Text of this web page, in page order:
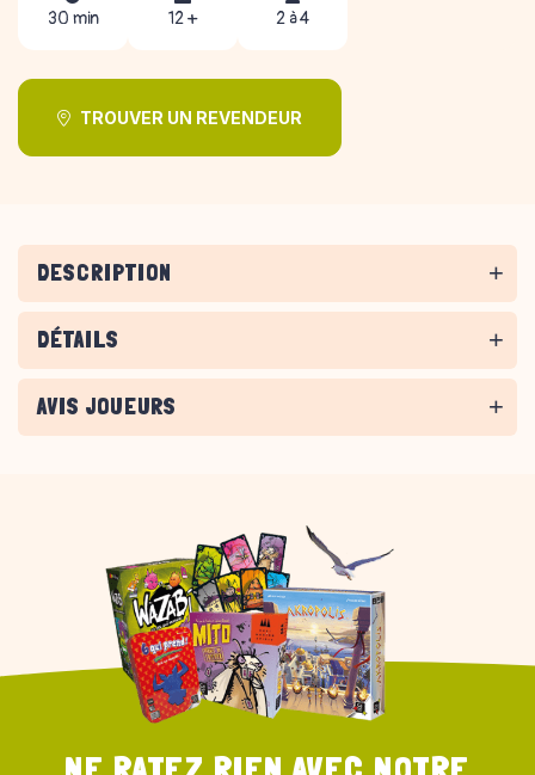
30 min 12 + 2 à 4
TROUVER UN REVENDEUR
DESCRIPTION
DÉTAILS
AVIS JOUEURS